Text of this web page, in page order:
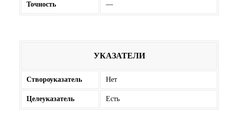
Точность —
УКАЗАТЕЛИ
Створоуказатель Нет
Целеуказатель Есть